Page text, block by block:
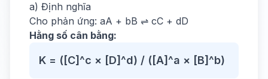
a) Định nghĩa
Cho phản ứng: aA + bB ⇌ cC + dD
Hằng số cân bằng:
K = ([C]^c × [D]^d) / ([A]^a × [B]^b)